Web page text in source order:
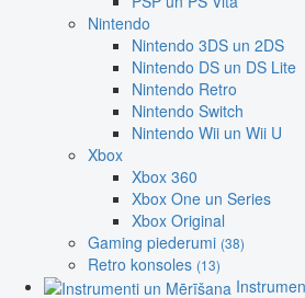
Nintendo
Nintendo 3DS un 2DS
Nintendo DS un DS Lite
Nintendo Retro
Nintendo Switch
Nintendo Wii un Wii U
Xbox
Xbox 360
Xbox One un Series
Xbox Original
Gaming piederumi (38)
Retro konsoles (13)